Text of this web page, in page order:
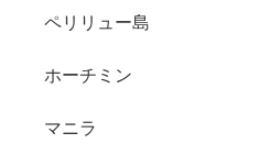
ペリリュー島
ホーチミン
マニラ